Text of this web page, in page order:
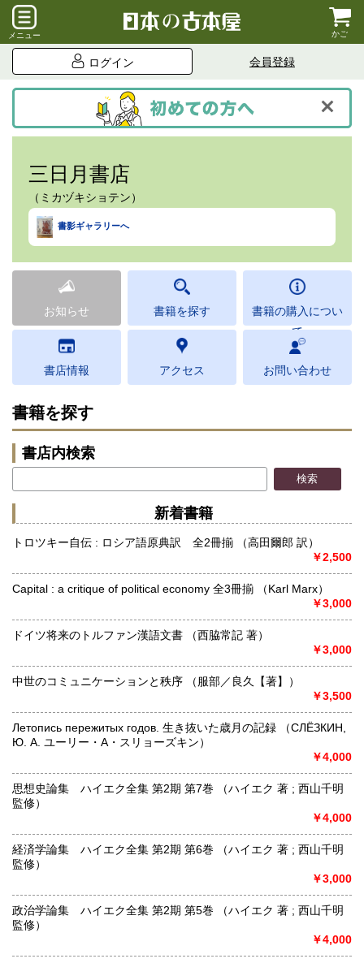
メニュー かご
ログイン 会員登録
三日月書店
（ミカヅキショテン）
書影ギャラリーへ
お知らせ 書籍を探す
書籍の購入につい
て
書店情報 アクセス お問い合わせ
書籍を探す
書店内検索
新着書籍
トロツキー自伝 : ロシア語原典訳 全2冊揃 （高田爾郎 訳）
￥2,500
Capital : a critique of political economy 全3冊揃 （Karl Marx）
￥3,000
ドイツ将来のトルファン漢語文書 （西脇常記 著）
￥3,000
中世のコミュニケーションと秩序 （服部／良久【著】）
￥3,500
Летопись пережитых годов. 生き抜いた歳月の記録 （СЛЁЗКИН,
Ю. А. ユーリー・A・スリョーズキン）
￥4,000
思想史論集 ハイエク全集 第2期 第7巻 （ハイエク 著 ; 西山千明
監修）
￥4,000
経済学論集 ハイエク全集 第2期 第6巻 （ハイエク 著 ; 西山千明
監修）
￥3,000
政治学論集 ハイエク全集 第2期 第5巻 （ハイエク 著 ; 西山千明
監修）
￥4,000